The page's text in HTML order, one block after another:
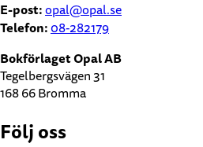
E-post:opal@opal.se
Telefon:08-282179
Bokförlaget Opal AB
Tegelbergsvägen 31
168 66 Bromma
Följ oss